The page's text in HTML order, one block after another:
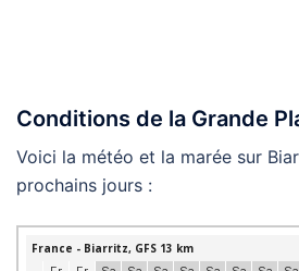
Conditions de la Grande
Voici la météo et la marée sur
prochains jours :